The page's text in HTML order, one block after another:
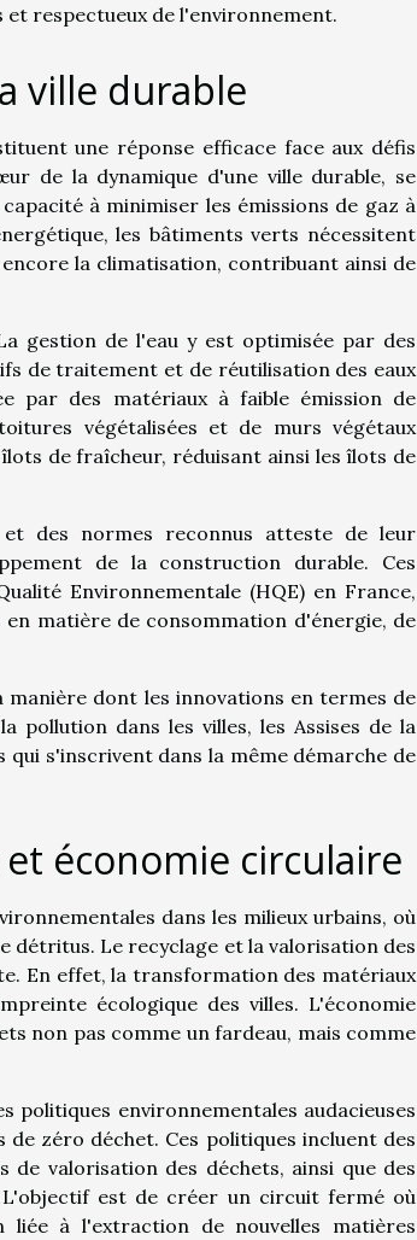
respectueux de l'environnement.
ville durable
une réponse efficace face aux défis
de la dynamique d'une ville durable, se
à minimiser les émissions de gaz à
les bâtiments verts nécessitent
la climatisation, contribuant ainsi de
gestion de l'eau y est optimisée par des
de traitement et de réutilisation des eaux
par des matériaux à faible émission de
végétalisées et de murs végétaux
de fraîcheur, réduisant ainsi les îlots de
des normes reconnus atteste de leur
de la construction durable. Ces
Environnementale (HQE) en France,
matière de consommation d'énergie, de
manière dont les innovations en termes de
pollution dans les villes, les Assises de la
s'inscrivent dans la même démarche de
économie circulaire
dans les milieux urbains, où
détritus. Le recyclage et la valorisation des
En effet, la transformation des matériaux
écologique des villes. L'économie
non pas comme un fardeau, mais comme
politiques environnementales audacieuses
zéro déchet. Ces politiques incluent des
valorisation des déchets, ainsi que des
est de créer un circuit fermé où
liée à l'extraction de nouvelles matières